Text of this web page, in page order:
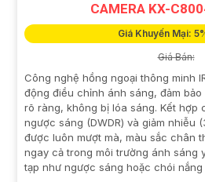
CAMERA KX-
Giá Khuyến Mại:
Giá Bán:
Công nghệ hồng ngoại thông minh
động điều chỉnh ánh sáng, đảm
rõ ràng, không bị lóa sáng. Kết hợp
ngược sáng (DWDR) và giảm nhiễu
được luôn mượt mà, màu sắc chân
ngay cả trong môi trường ánh sáng
tạp như ngược sáng hoặc chói nắng